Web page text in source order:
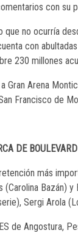
con su
no ocurría
con
230 millones
Arena
Francisco de
DE
más
Bazán)
Sergi Arola
de Angostura,